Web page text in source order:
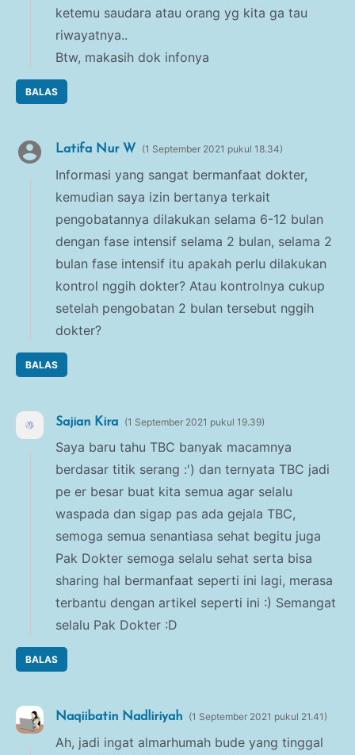
ketemu saudara atau orang yg kita ga tau
riwayatnya..
Btw, makasih dok infonya
BALAS
Latifa Nur W 1 September 2021 pukul 18.34
Informasi yang sangat bermanfaat dokter,
kemudian saya izin bertanya terkait
pengobatannya dilakukan selama 6-12 bulan
dengan fase intensif selama 2 bulan, selama 2
bulan fase intensif itu apakah perlu dilakukan
kontrol nggih dokter? Atau kontrolnya cukup
setelah pengobatan 2 bulan tersebut nggih
dokter?
BALAS
Sajian Kira 1 September 2021 pukul 19.39
Saya baru tahu TBC banyak macamnya
berdasar titik serang :') dan ternyata TBC jadi
pe er besar buat kita semua agar selalu
waspada dan sigap pas ada gejala TBC,
semoga semua senantiasa sehat begitu juga
Pak Dokter semoga selalu sehat serta bisa
sharing hal bermanfaat seperti ini lagi, merasa
terbantu dengan artikel seperti ini :) Semangat
selalu Pak Dokter :D
BALAS
Naqiibatin Nadliriyah 1 September 2021 pukul 21.41
Ah, jadi ingat almarhumah bude yang tinggal